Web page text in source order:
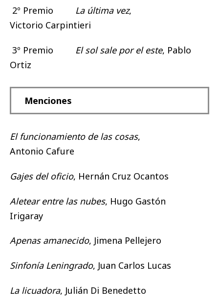
2º Premio La última vez,
Victorio Carpintieri
3º Premio El sol sale por el este, Pablo
Ortiz
Menciones
El funcionamiento de las cosas,
Antonio Cafure
Gajes del oficio, Hernán Cruz Ocantos
Aletear entre las nubes, Hugo Gastón
Irigaray
Apenas amanecido, Jimena Pellejero
Sinfonía Leningrado, Juan Carlos Lucas
La licuadora, Julián Di Benedetto